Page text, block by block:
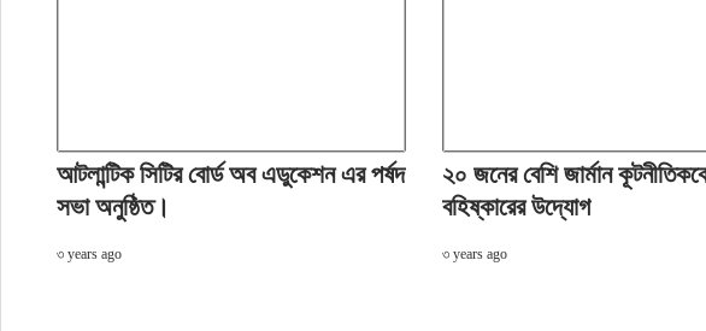
আটলান্টিক সিটির বোর্ড অব এডুকেশন এর পর্ষদ
সভা অনুষ্ঠিত।
৩ years ago
২০ জনের বেশি জার্মান
বহিষ্কারের উদ্যোগ
৩ years ago